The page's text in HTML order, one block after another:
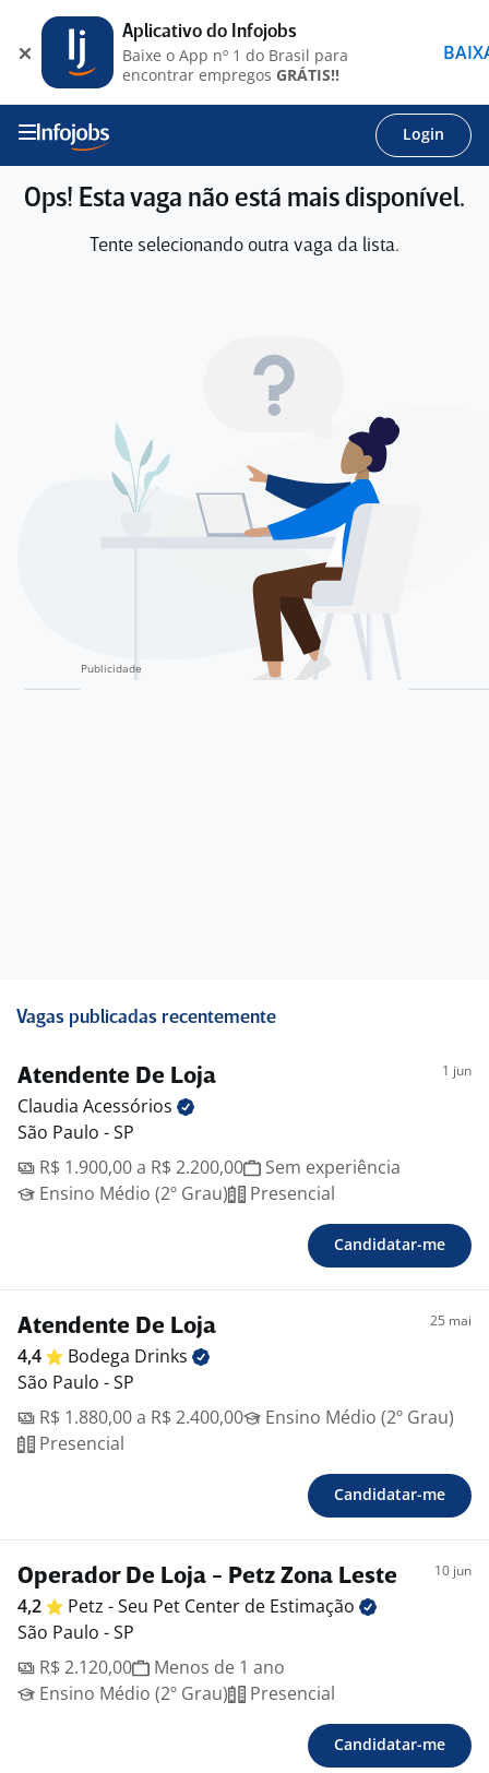
Login
Ops! Esta vaga não está mais disponível.
Tente selecionando outra vaga da lista.
Vagas publicadas recentemente
Atendente De Loja 1 jun
Claudia Acessórios
São Paulo - SP
R$ 1.900,00 a R$ 2.200,00
Sem experiência
Ensino Médio (2º Grau)
Presencial
Candidatar-me
Atendente De Loja 25 mai
4,4 Bodega Drinks
São Paulo - SP
R$ 1.880,00 a R$ 2.400,00
Ensino Médio (2º Grau)
Presencial
Candidatar-me
Operador De Loja - Petz Zona Leste 10 jun
4,2 Petz - Seu Pet Center de Estimação
São Paulo - SP
R$ 2.120,00
Menos de 1 ano
Ensino Médio (2º Grau)
Presencial
Candidatar-me
Aplicativo do Infojobs
Baixe o App nº 1 do Brasil para
encontrar empregos GRÁTIS!!